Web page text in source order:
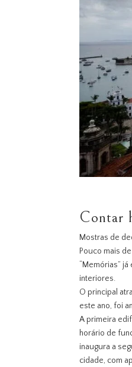
Contar
Mostras de
Pouco mais
“Memórias”
interiores.
O principal
este ano, foi
A primeira
horário de
inaugura a
cidade, com